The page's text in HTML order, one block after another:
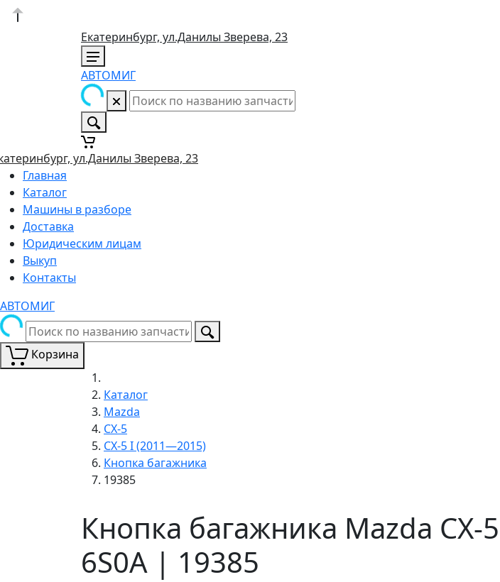
Екатеринбург, ул.Данилы Зверева, 23
АВТОМИГ
ул.Данилы Зверева, 23
Главная
Каталог
Машины в разборе
Доставка
Юридическим лицам
Выкуп
Контакты
АВТОМИГ
Корзина
Каталог
Mazda
CX-5
CX-5 I (2011—2015)
Кнопка багажника
19385
Кнопка багажника Mazda
6S0A | 19385